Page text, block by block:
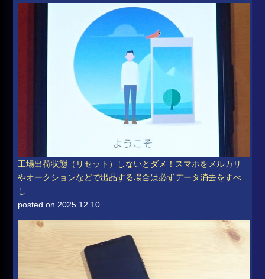
工場出荷状態（リセット）しないとダメ！スマホをメルカリ
やオークションなどで出品する場合は必ずデータ消去をすべ
し
posted on 2025.12.10